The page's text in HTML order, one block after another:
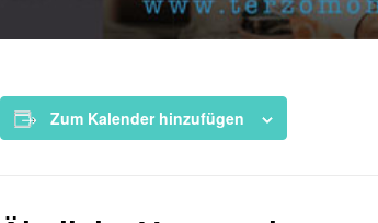
Zum Kalender hinzufügen